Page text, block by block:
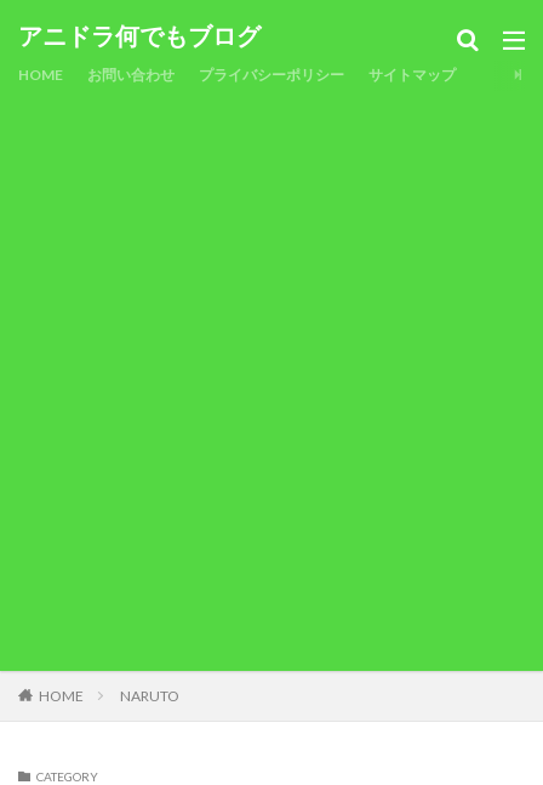
アニドラ何でもブログ
HOME お問い合わせ プライバシーポリシー サイトマップ
HOME NARUTO
CATEGORY